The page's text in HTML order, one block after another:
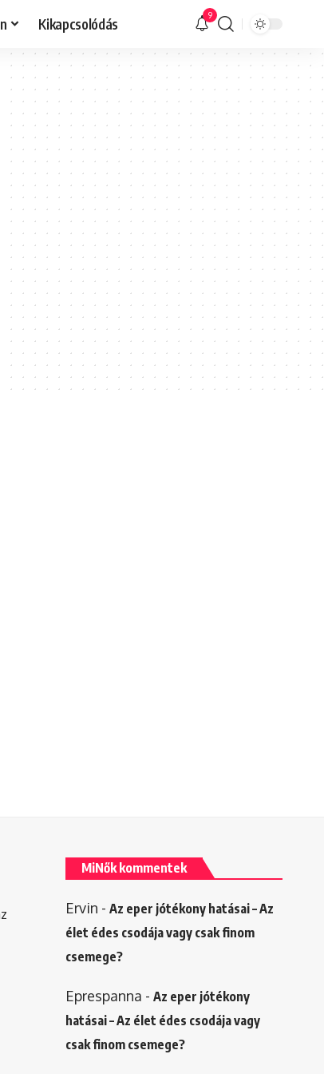
Kikapcsolódás 9
MiNők kommentek
Ervin - Az eper jótékony hatásai – Az
élet édes csodája vagy csak finom
csemege?
Eprespanna - Az eper jótékony
hatásai – Az élet édes csodája vagy
csak finom csemege?